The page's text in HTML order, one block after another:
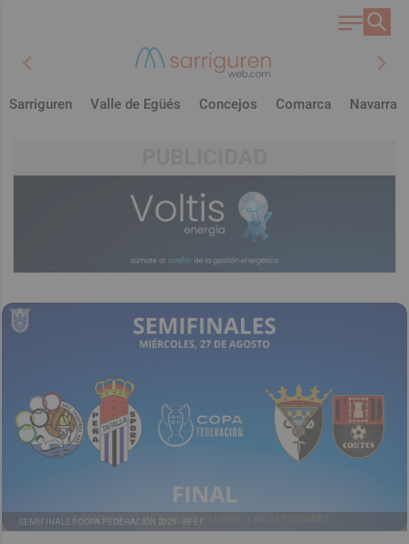
chevron_left chevron_right
Sarriguren Valle de Egüés Concejos Comarca Navarra
SEMIFINALES COPA FEDERACIÓN 2025 - RFEF